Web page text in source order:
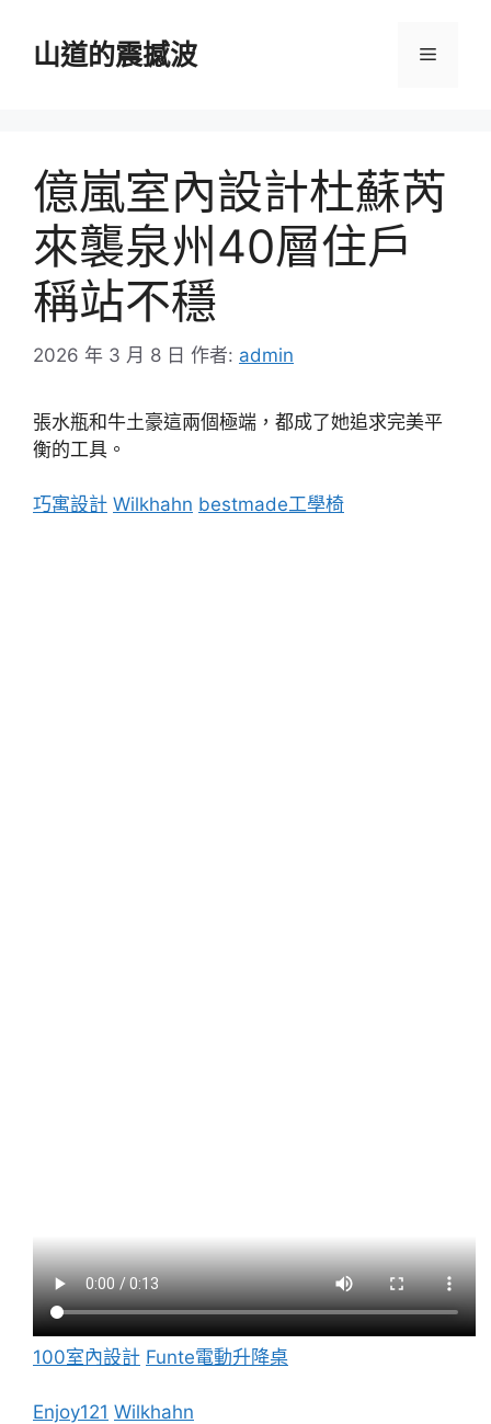
山道的震撼波 選
億嵐室內設計杜蘇芮
來襲泉州40層住戶
稱站不穩
2026 年 3 月 8 日 作者: admin
張水瓶和牛土豪這兩個極端，都成了她追求完美平
衡的工具。
巧寓設計 Wilkhahn bestmade工學椅
100室內設計 Funte電動升降桌
Enjoy121 Wilkhahn